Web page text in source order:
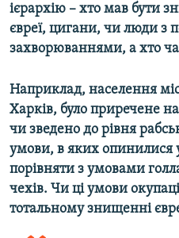
ієрархію – хто мав бути
євреї, цигани, чи люди з
захворюваннями, а хто
Наприклад, населення
Харків, було приречене
чи зведено до рівня
умови, в яких опинилися
порівняти з умовами
чехів. Чи ці умови
тотальному знищенні